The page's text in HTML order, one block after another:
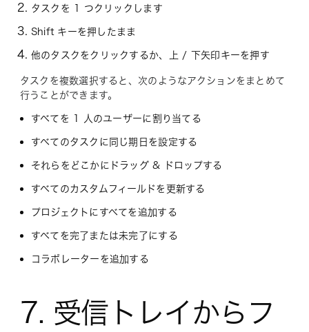
タスクを 1 つクリックします
Shift キーを押したまま
他のタスクをクリックするか、上 / 下矢印キーを押す
タスクを複数選択すると、次のようなアクションをまとめて
行うことができます。
すべてを 1 人のユーザーに割り当てる
すべてのタスクに同じ期日を設定する
それらをどこかにドラッグ & ドロップする
すべてのカスタムフィールドを更新する
プロジェクトにすべてを追加する
すべてを完了または未完了にする
コラボレーターを追加する
7. 受信トレイからフ